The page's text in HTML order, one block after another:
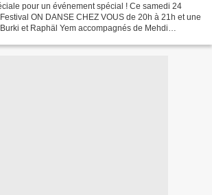
pour un événement spécial ! Ce samedi 24
ON DANSE CHEZ VOUS de 20h à 21h et une
et Raphäl Yem accompagnés de Mehdi